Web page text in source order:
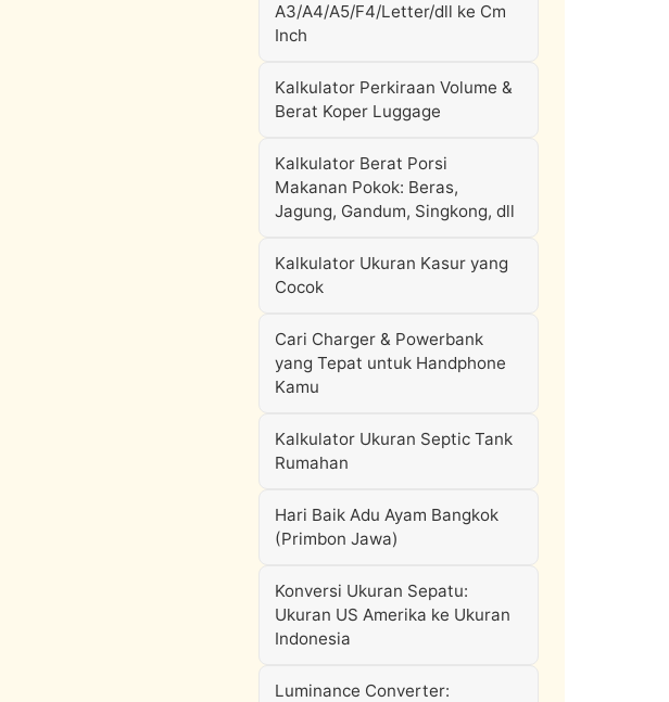
A3/A4/A5/F4/Letter/dll ke Cm
Inch
Kalkulator Perkiraan Volume &
Berat Koper Luggage
Kalkulator Berat Porsi
Makanan Pokok: Beras,
Jagung, Gandum, Singkong, dll
Kalkulator Ukuran Kasur yang
Cocok
Cari Charger & Powerbank
yang Tepat untuk Handphone
Kamu
Kalkulator Ukuran Septic Tank
Rumahan
Hari Baik Adu Ayam Bangkok
(Primbon Jawa)
Konversi Ukuran Sepatu:
Ukuran US Amerika ke Ukuran
Indonesia
Luminance Converter: